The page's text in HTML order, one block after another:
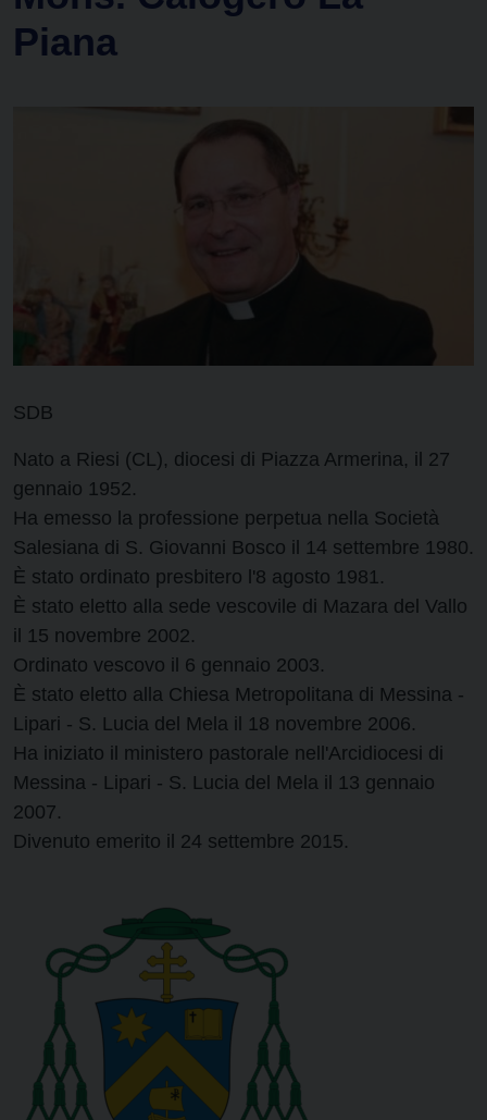
Piana
SDB
Nato a Riesi (CL), diocesi di Piazza Armerina, il 27
gennaio 1952.
Ha emesso la professione perpetua nella Società
Salesiana di S. Giovanni Bosco il 14 settembre 1980.
È stato ordinato presbitero l'8 agosto 1981.
È stato eletto alla sede vescovile di Mazara del Vallo
il 15 novembre 2002.
Ordinato vescovo il 6 gennaio 2003.
È stato eletto alla Chiesa Metropolitana di Messina -
Lipari - S. Lucia del Mela il 18 novembre 2006.
Ha iniziato il ministero pastorale nell'Arcidiocesi di
Messina - Lipari - S. Lucia del Mela il 13 gennaio
2007.
Divenuto emerito il 24 settembre 2015.